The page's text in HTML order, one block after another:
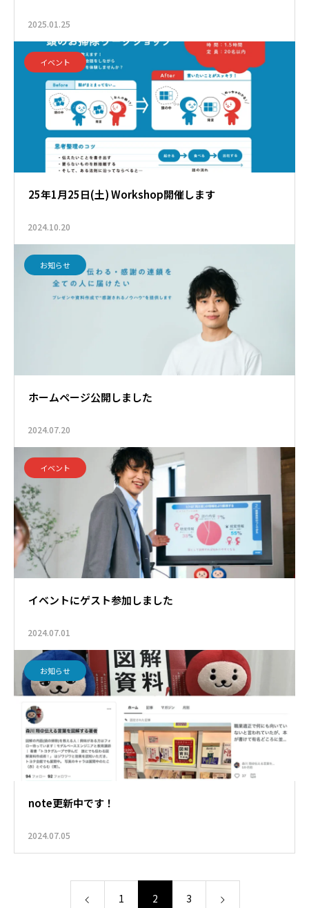
2025.01.25
イベント
25年1月25日(土) Workshop開催します
2024.10.20
お知らせ
ホームページ公開しました
2024.07.20
イベント
イベントにゲスト参加しました
2024.07.01
お知らせ
note更新中です！
2024.07.05
1 2 3